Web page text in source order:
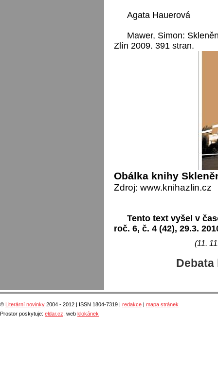
Agata Hauerová
Mawer, Simon:
Zlín 2009. 391 stran.
Obálka knihy
Zdroj: www.knihazlin.cz
Tento text vyšel v
roč. 6, č. 4 (42), 29.3.
(11.
Debata
© Literární novinky 2004 - 2012 | ISSN 1804-7319 | redakce
mapa stránek
Prostor poskytuje: eldar.cz , web klokánek